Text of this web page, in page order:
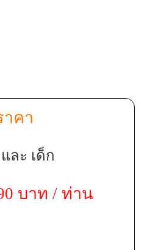
าคา
ละ เด็ก
บาท / ท่าน